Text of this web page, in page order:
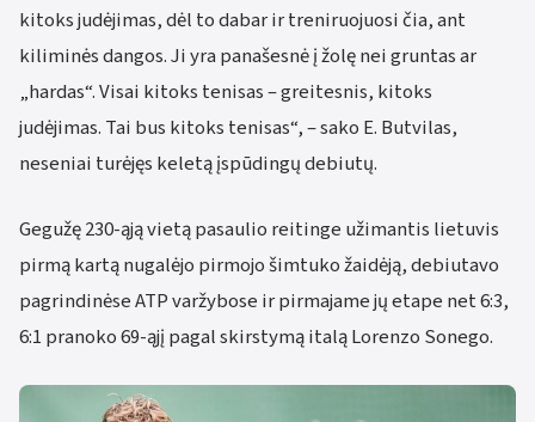
kitoks judėjimas, dėl to dabar ir treniruojuosi čia, ant
kiliminės dangos. Ji yra panašesnė į žolę nei gruntas ar
„hardas“. Visai kitoks tenisas – greitesnis, kitoks
judėjimas. Tai bus kitoks tenisas“, – sako E. Butvilas,
neseniai turėjęs keletą įspūdingų debiutų.
Gegužę 230-ąją vietą pasaulio reitinge užimantis lietuvis
pirmą kartą nugalėjo pirmojo šimtuko žaidėją, debiutavo
pagrindinėse ATP varžybose ir pirmajame jų etape net 6:3,
6:1 pranoko 69-ąjį pagal skirstymą italą Lorenzo Sonego.